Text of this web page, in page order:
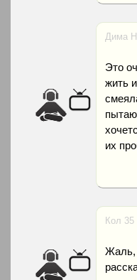
Дима
Это
жить
их
Кол 35
Жаль,